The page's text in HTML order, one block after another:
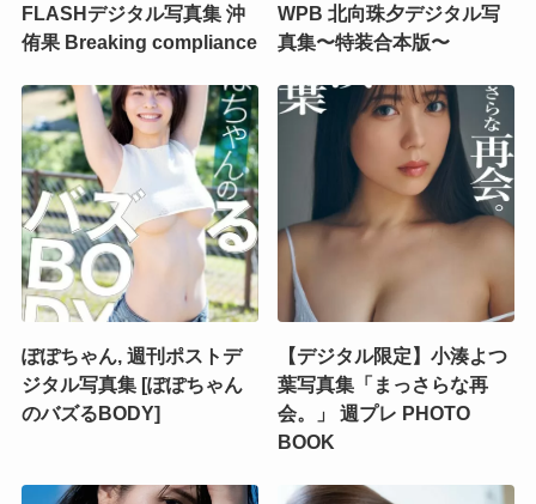
FLASHデジタル写真集 沖
侑果 Breaking compliance
WPB 北向珠夕デジタル写
真集〜特装合本版〜
ぽぽちゃん, 週刊ポストデ
ジタル写真集 [ぽぽちゃん
のバズるBODY]
【デジタル限定】小湊よつ
葉写真集「まっさらな再
会。」 週プレ PHOTO
BOOK